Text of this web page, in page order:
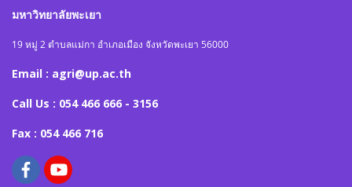
มหาวิทยาลัยพะเยา
19 หมู่ 2 ตำบลแม่กา อำเภอเมือง จังหวัดพะเยา 56000
Email : agri@up.ac.th
Call Us : 054 466 666 - 3156
Fax : 054 466 716